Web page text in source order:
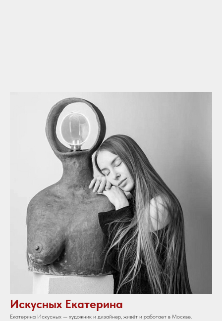
Искусных Екатерина
Екатерина Искусных — художник и дизайнер, живёт и работает в Москве.